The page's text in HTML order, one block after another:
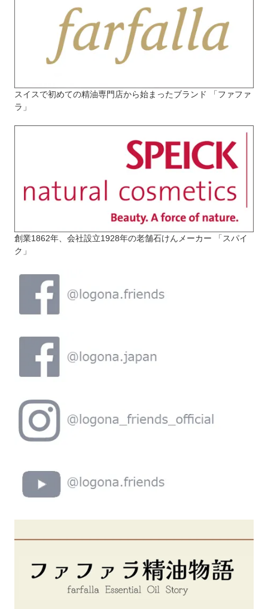
スイスで初めての精油専門店から始まったブランド 「ファファ
ラ」
創業1862年、会社設立1928年の老舗石けんメーカー 「スパイ
ク」